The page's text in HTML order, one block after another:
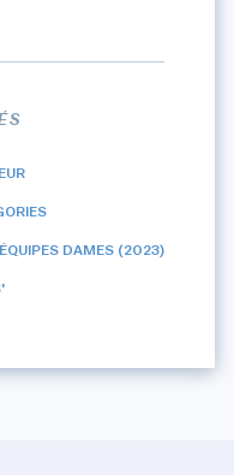
DAMES (2023)